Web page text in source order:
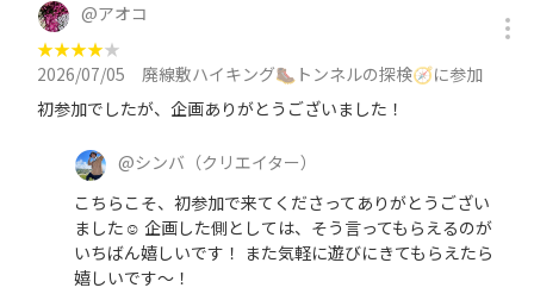
@アオコ
★★★★★
2026/07/05
廃線敷ハイキング🥾トンネルの探検🧭に参加
初参加でしたが、企画ありがとうございました！
@シンバ （クリエイター）
こちらこそ、初参加で来てくださってありがとうござい
ました☺️ 企画した側としては、そう言ってもらえるのが
いちばん嬉しいです！ また気軽に遊びにきてもらえたら
嬉しいです〜！